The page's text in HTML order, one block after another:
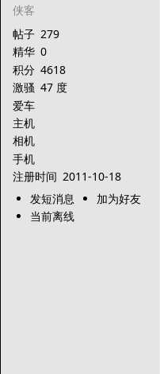
侠客
帖子 279
精华 0
积分 4618
激骚 47 度
爱车
主机
相机
手机
注册时间 2011-10-18
发短消息
加为好友
当前离线